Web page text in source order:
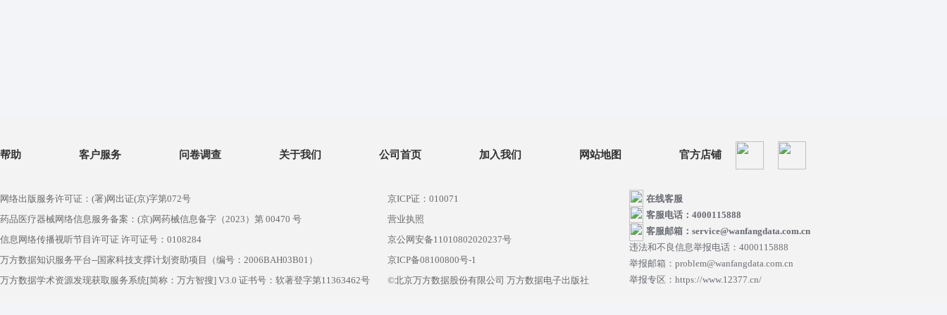
帮助 客户服务 问卷调查 关于我们 公司首页 加入我们 网站地图 官方店铺
网络出版服务许可证：(署)网出证(京)字第072号
药品医疗器械网络信息服务备案：(京)网药械信息备字（2023）第 00470 号
信息网络传播视听节目许可证 许可证号：0108284
万方数据知识服务平台--国家科技支撑计划资助项目（编号：2006BAH03B01）
万方数据学术资源发现获取服务系统[简称：万方智搜] V3.0 证书号：软著登字第11363462号
京ICP证：010071
营业执照
京公网安备11010802020237号
京ICP备08100800号-1
©北京万方数据股份有限公司 万方数据电子出版社
在线客服
客服电话：4000115888
客服邮箱：service@wanfangdata.com.cn
违法和不良信息举报电话：4000115888
举报邮箱：problem@wanfangdata.com.cn
举报专区：https://www.12377.cn/